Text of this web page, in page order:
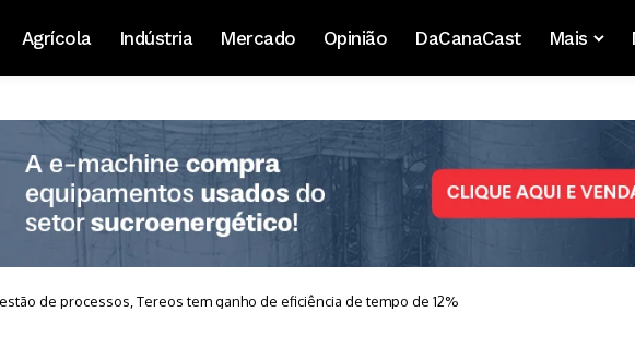
Agrícola Indústria Mercado Opinião DaCanaCast Mais
de processos, Tereos tem ganho de eficiência de tempo de 12%